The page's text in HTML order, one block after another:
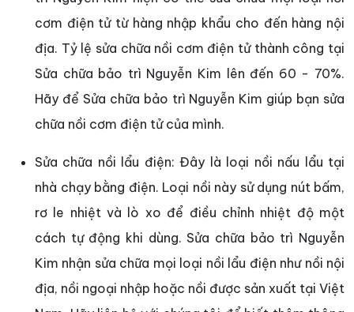
cơm điện tử từ hàng nhập khẩu cho đến hàng nội
địa. Tỷ lệ sửa chữa nồi cơm điện tử thành công tại
Sửa chữa bảo trì Nguyễn Kim lên đến 60 - 70%.
Hãy để Sửa chữa bảo trì Nguyễn Kim giúp bạn sửa
chữa nồi cơm điện tử của mình.
Sửa chữa nồi lẩu điện: Đây là loại nồi nấu lẩu tại
nhà chạy bằng điện. Loại nồi này sử dụng nút bấm,
rơ le nhiệt và lò xo để điều chỉnh nhiệt độ một
cách tự động khi dùng. Sửa chữa bảo trì Nguyễn
Kim nhận sửa chữa mọi loại nồi lẩu điện như nồi nội
địa, nồi ngoại nhập hoặc nồi được sản xuất tại Việt